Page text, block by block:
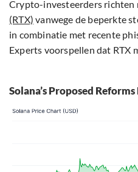
Crypto-investeerders richten
(RTX) vanwege de beperkte
in combinatie met recente
Experts voorspellen dat RTX
Solana’s Proposed